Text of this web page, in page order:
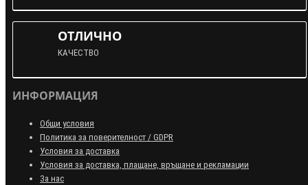
ОТЛИЧНО
КАЧЕСТВО
ИНФОРМАЦИЯ
Общи условия
Политика за поверителност / GDPR
Условия за доставка
Условия за доставка, плащане, връщане и рекламации
За нас